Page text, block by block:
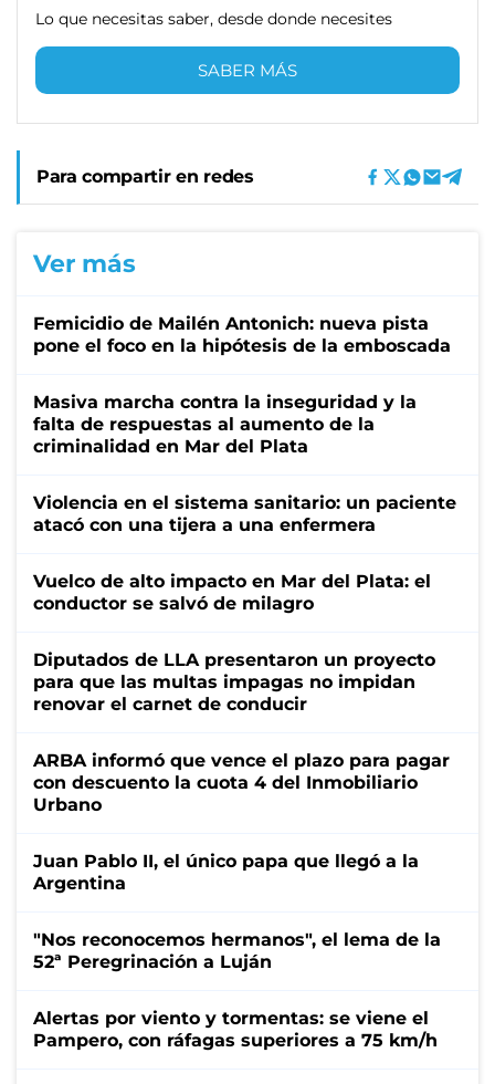
Lo que necesitas saber, desde donde necesites
SABER MÁS
Para compartir en redes
Ver más
Femicidio de Mailén Antonich: nueva pista
pone el foco en la hipótesis de la emboscada
Masiva marcha contra la inseguridad y la
falta de respuestas al aumento de la
criminalidad en Mar del Plata
Violencia en el sistema sanitario: un paciente
atacó con una tijera a una enfermera
Vuelco de alto impacto en Mar del Plata: el
conductor se salvó de milagro
Diputados de LLA presentaron un proyecto
para que las multas impagas no impidan
renovar el carnet de conducir
ARBA informó que vence el plazo para pagar
con descuento la cuota 4 del Inmobiliario
Urbano
Juan Pablo II, el único papa que llegó a la
Argentina
"Nos reconocemos hermanos", el lema de la
52ª Peregrinación a Luján
Alertas por viento y tormentas: se viene el
Pampero, con ráfagas superiores a 75 km/h